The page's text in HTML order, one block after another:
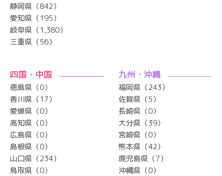
静岡県（842）
愛知県（195）
岐阜県（1,380）
三重県（56）
四国・中国
徳島県（0）
香川県（17）
愛媛県（0）
高知県（0）
広島県（0）
島根県（0）
山口県（234）
鳥取県（0）
九州・沖縄
福岡県（243）
佐賀県（5）
長崎県（0）
大分県（39）
宮崎県（0）
熊本県（42）
鹿児島県（7）
沖縄県（0）